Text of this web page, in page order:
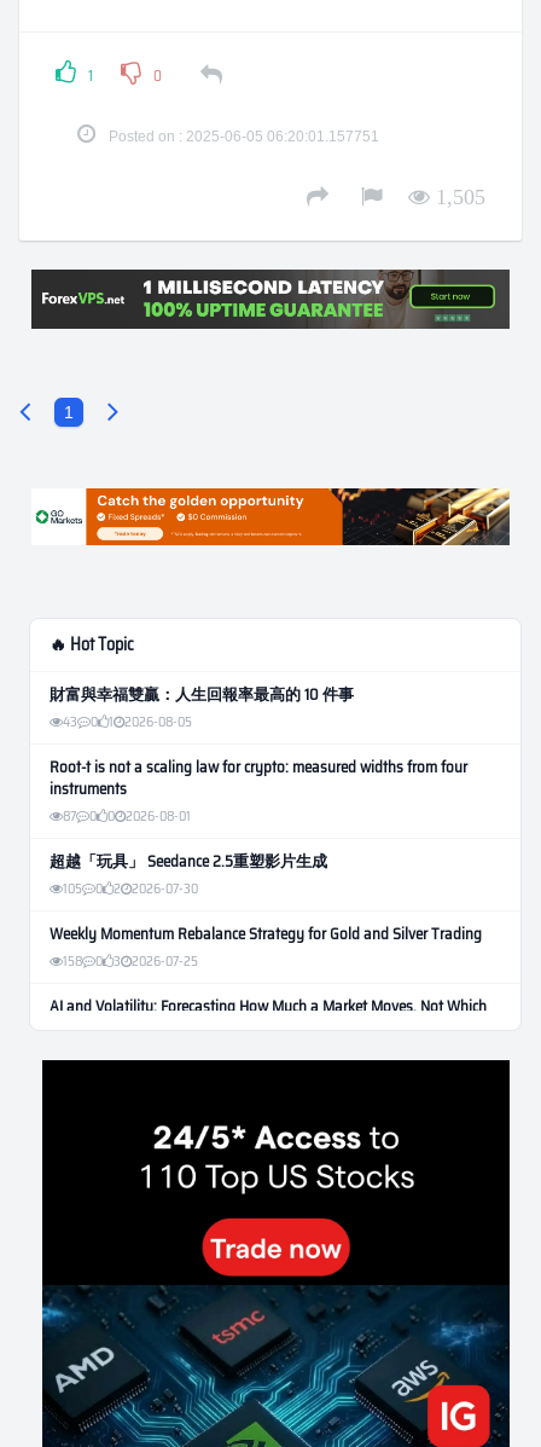
1 0
Posted on : 2025-06-05 06:20:01.157751
1,505
1
🔥 Hot Topic
財富與幸福雙贏：人生回報率最高的 10 件事
43 0 1 2026-08-05
Root-t is not a scaling law for crypto: measured widths from four
instruments
87 0 0 2026-08-01
超越「玩具」 Seedance 2.5重塑影片生成
105 0 2 2026-07-30
Weekly Momentum Rebalance Strategy for Gold and Silver Trading
158 0 3 2026-07-25
AI and Volatility: Forecasting How Much a Market Moves, Not Which
Way
131 0 0 2026-07-24
본 레버리지와 인성의 게임
2026-07-21
Inside Trumps Trading Playbook: The Art of Market Manipulation
Making probabilistic model forecasts tamper-evident (and why it
changes evaluation)
202 2 0 2026-07-17
AI走出聊天室 三巨頭爭定義權
176 1 2026-07-16
《人生七年》揭真相：改掉這 5 種「窮人思維」，財富自然來